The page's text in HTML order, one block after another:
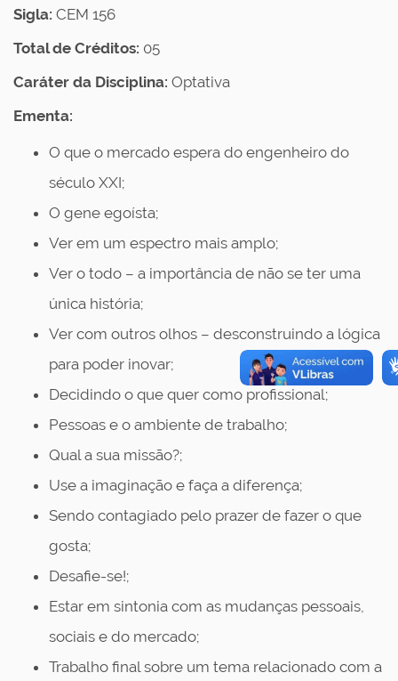
Sigla: CEM 156
Total de Créditos: 05
Caráter da Disciplina: Optativa
Ementa:
O que o mercado espera do engenheiro do
século XXI;
O gene egoísta;
Ver em um espectro mais amplo;
Ver o todo – a importância de não se ter uma
única história;
Ver com outros olhos – desconstruindo a lógica
para poder inovar;
Decidindo o que quer como profissional;
Pessoas e o ambiente de trabalho;
Qual a sua missão?;
Use a imaginação e faça a diferença;
Sendo contagiado pelo prazer de fazer o que
gosta;
Desafie-se!;
Estar em sintonia com as mudanças pessoais,
sociais e do mercado;
Trabalho final sobre um tema relacionado com a